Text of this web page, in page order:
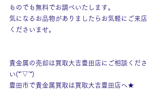
ものでも無料でお調べいたします。
気になるお品物がありましたらお気軽にご来店
くださいませ。
貴金属の売却は買取大吉豊田店にご相談くださ
い(*'▽'*)
豊田市で貴金属買取は買取大吉豊田店へ★